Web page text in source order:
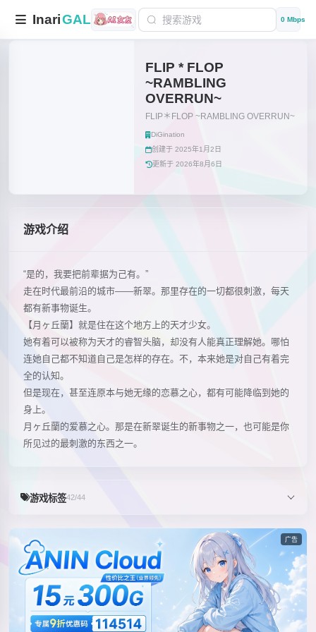
InariGAL 0 Mbps
FLIP * FLOP
~RAMBLING
OVERRUN~
FLIP＊FLOP ~RAMBLING OVERRUN~
DiGination
创建于 2025年1月2日
更新于 2026年8月6日
游戏介绍
“是的，我要把前辈据为己有。”
走在时代最前沿的城市——新翠。那里存在的一切都很刺激，每天
都有新事物诞生。
【月ヶ丘蘭】就是住在这个地方上的天才少女。
她有着可以被称为天才的睿智头脑，却没有人能真正理解她。哪怕
连她自己都不知道自己是怎样的存在。不，本来她是对自己有着完
全的认知。
但是现在，甚至连原本与她无缘的恋慕之心，都有可能降临到她的
身上。
月ヶ丘蘭的爱慕之心。那是在新翠诞生的新事物之一，也可能是你
所见过的最刺激的东西之一。
游戏标签42/44
广告